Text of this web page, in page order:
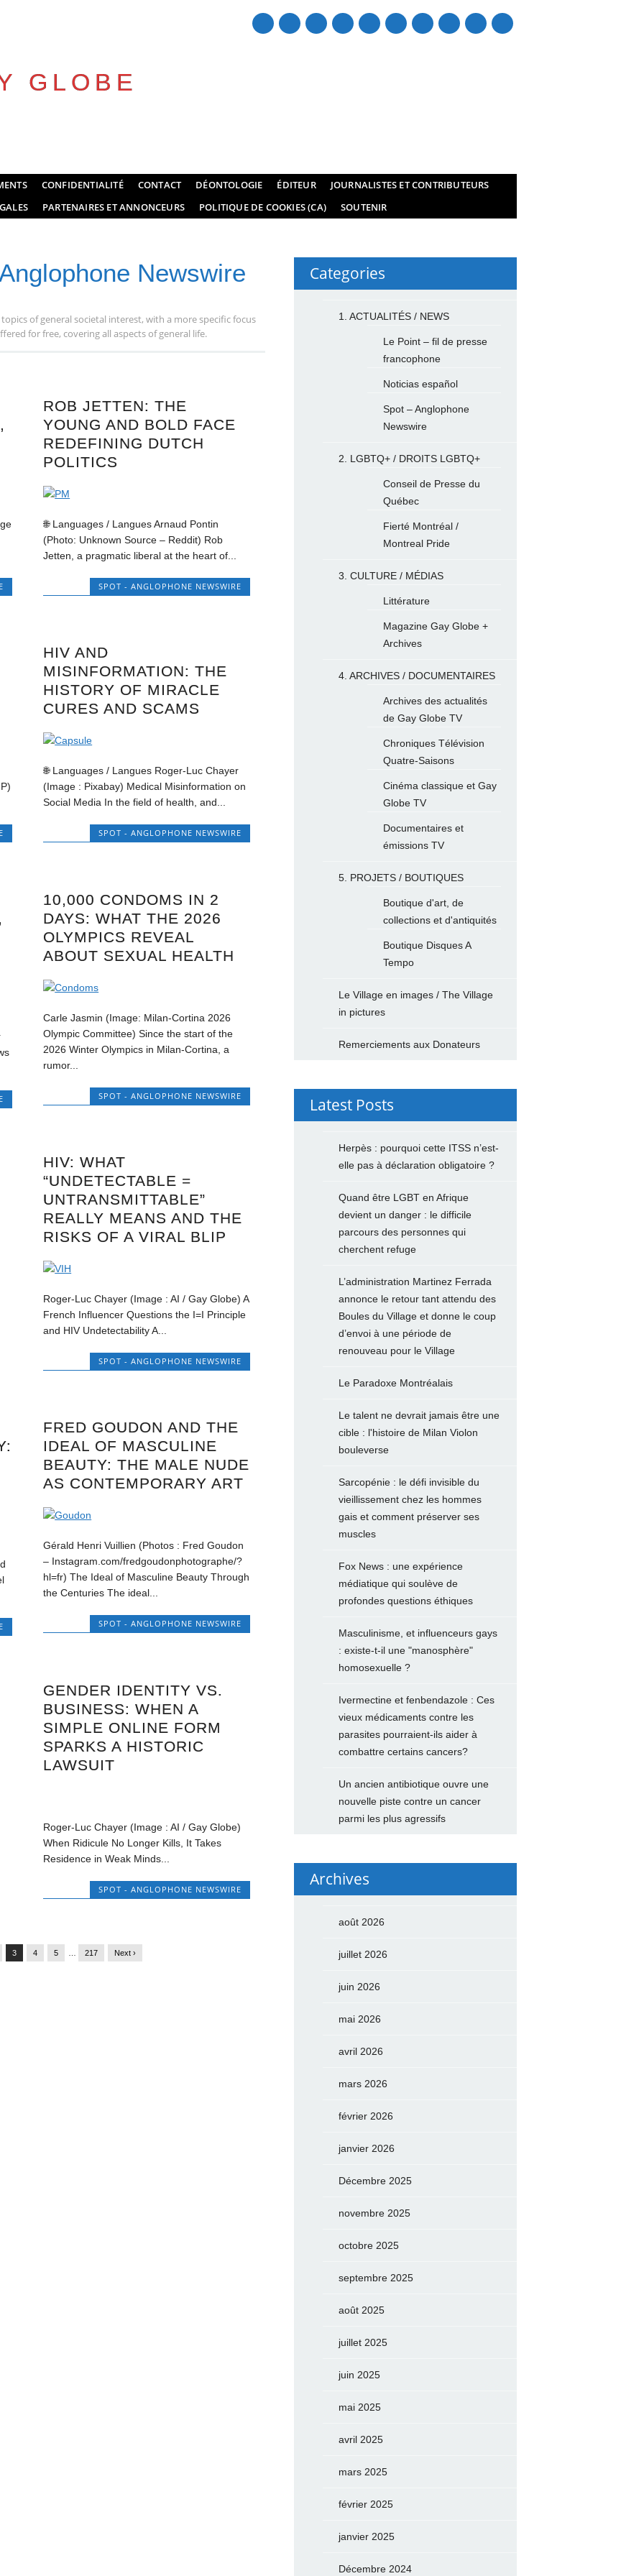
mail
GLOBE
CONFIDENTIALITÉ CONTACT DÉONTOLOGIE ÉDITEUR
JOURNALISTES ET CONTRIBUTEURS
PARTENAIRES ET ANNONCEURS POLITIQUE DE COOKIES (CA) SOUTENIR
Newswire
of general societal interest, with a more specific focus
for free, covering all aspects of general life.
ROB JETTEN: THE
YOUNG AND BOLD FACE
REDEFINING DUTCH
POLITICS
🌐 Languages / Langues Arnaud Pontin
(Photo: Unknown Source – Reddit) Rob
Jetten, a pragmatic liberal at the heart of...
SPOT - ANGLOPHONE NEWSWIRE
HIV AND
MISINFORMATION: THE
HISTORY OF MIRACLE
CURES AND SCAMS
🌐 Languages / Langues Roger-Luc Chayer
(Image : Pixabay) Medical Misinformation on
Social Media In the field of health, and...
SPOT - ANGLOPHONE NEWSWIRE
10,000 CONDOMS IN 2
DAYS: WHAT THE 2026
OLYMPICS REVEAL
ABOUT SEXUAL HEALTH
Carle Jasmin (Image: Milan-Cortina 2026
Olympic Committee) Since the start of the
2026 Winter Olympics in Milan-Cortina, a
rumor...
SPOT - ANGLOPHONE NEWSWIRE
HIV: WHAT
“UNDETECTABLE =
UNTRANSMITTABLE”
REALLY MEANS AND THE
RISKS OF A VIRAL BLIP
Roger-Luc Chayer (Image : AI / Gay Globe) A
French Influencer Questions the I=I Principle
and HIV Undetectability A...
SPOT - ANGLOPHONE NEWSWIRE
FRED GOUDON AND THE
IDEAL OF MASCULINE
BEAUTY: THE MALE NUDE
AS CONTEMPORARY ART
Gérald Henri Vuillien (Photos : Fred Goudon
– Instagram.com/fredgoudonphotographe/?
hl=fr) The Ideal of Masculine Beauty Through
the Centuries The ideal...
SPOT - ANGLOPHONE NEWSWIRE
GENDER IDENTITY VS.
BUSINESS: WHEN A
SIMPLE ONLINE FORM
SPARKS A HISTORIC
LAWSUIT
Roger-Luc Chayer (Image : AI / Gay Globe)
When Ridicule No Longer Kills, It Takes
Residence in Weak Minds...
SPOT - ANGLOPHONE NEWSWIRE
3 4 5 217 Next ›
Categories
1. ACTUALITÉS / NEWS
Le Point – fil de presse
francophone
Noticias español
Spot – Anglophone
Newswire
2. LGBTQ+ / DROITS LGBTQ+
Conseil de Presse du
Québec
Fierté Montréal /
Montreal Pride
3. CULTURE / MÉDIAS
Littérature
Magazine Gay Globe +
Archives
4. ARCHIVES / DOCUMENTAIRES
Archives des actualités
de Gay Globe TV
Chroniques Télévision
Quatre-Saisons
Cinéma classique et Gay
Globe TV
Documentaires et
émissions TV
5. PROJETS / BOUTIQUES
Boutique d'art, de
collections et d'antiquités
Boutique Disques A
Tempo
Le Village en images / The Village
in pictures
Remerciements aux Donateurs
Latest Posts
Herpès : pourquoi cette ITSS n’est-
elle pas à déclaration obligatoire ?
Quand être LGBT en Afrique
devient un danger : le difficile
parcours des personnes qui
cherchent refuge
L’administration Martinez Ferrada
annonce le retour tant attendu des
Boules du Village et donne le coup
d’envoi à une période de
renouveau pour le Village
Le Paradoxe Montréalais
Le talent ne devrait jamais être une
cible : l'histoire de Milan Violon
bouleverse
Sarcopénie : le défi invisible du
vieillissement chez les hommes
gais et comment préserver ses
muscles
Fox News : une expérience
médiatique qui soulève de
profondes questions éthiques
Masculinisme, et influenceurs gays
: existe-t-il une "manosphère"
homosexuelle ?
Ivermectine et fenbendazole : Ces
vieux médicaments contre les
parasites pourraient-ils aider à
combattre certains cancers?
Un ancien antibiotique ouvre une
nouvelle piste contre un cancer
parmi les plus agressifs
Archives
août 2026
juillet 2026
juin 2026
mai 2026
avril 2026
mars 2026
février 2026
janvier 2026
Décembre 2025
novembre 2025
octobre 2025
septembre 2025
août 2025
juillet 2025
juin 2025
mai 2025
avril 2025
mars 2025
février 2025
janvier 2025
Décembre 2024